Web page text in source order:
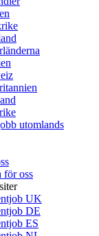
utomlands
för oss
UK
DE
ES